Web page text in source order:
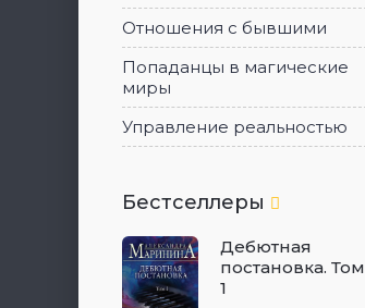
Отношения с бывшими
Попаданцы в магические
миры
Управление реальностью
Бестселлеры
Дебютная
постановка. Том
1